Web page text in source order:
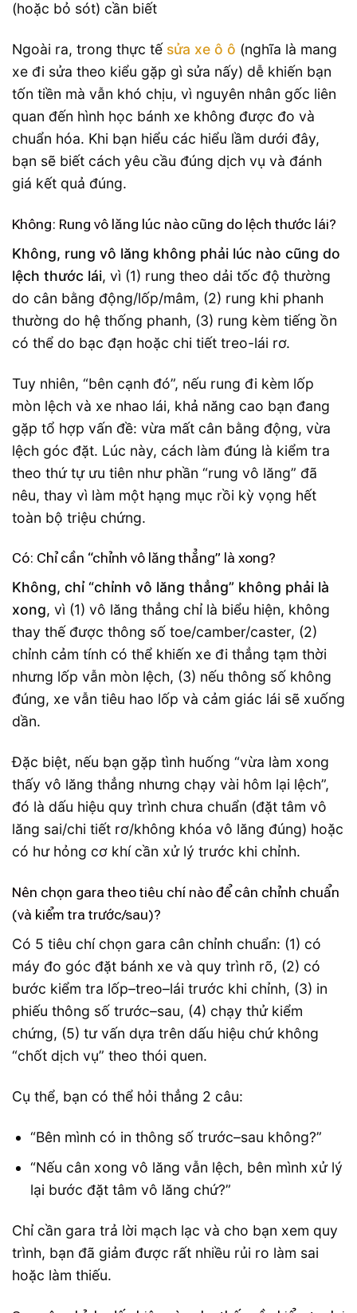
Ngoài ra, trong thực tế sửa xe ô ô (nghĩa là mang
xe đi sửa theo kiểu gặp gì sửa nấy) dễ khiến bạn
tốn tiền mà vẫn khó chịu, vì nguyên nhân gốc liên
quan đến hình học bánh xe không được đo và
chuẩn hóa. Khi bạn hiểu các hiểu lầm dưới đây,
bạn sẽ biết cách yêu cầu đúng dịch vụ và đánh
giá kết quả đúng.
Không: Rung vô lăng lúc nào cũng do lệch thước lái?
Không, rung vô lăng không phải lúc nào cũng do
lệch thước lái, vì (1) rung theo dải tốc độ thường
do cân bằng động/lốp/mâm, (2) rung khi phanh
thường do hệ thống phanh, (3) rung kèm tiếng ồn
có thể do bạc đạn hoặc chi tiết treo-lái rơ.
Tuy nhiên, “bên cạnh đó”, nếu rung đi kèm lốp
mòn lệch và xe nhao lái, khả năng cao bạn đang
gặp tổ hợp vấn đề: vừa mất cân bằng động, vừa
lệch góc đặt. Lúc này, cách làm đúng là kiểm tra
theo thứ tự ưu tiên như phần “rung vô lăng” đã
nêu, thay vì làm một hạng mục rồi kỳ vọng hết
toàn bộ triệu chứng.
Có: Chỉ cần “chỉnh vô lăng thẳng” là xong?
Không, chỉ “chỉnh vô lăng thẳng” không phải là
xong, vì (1) vô lăng thẳng chỉ là biểu hiện, không
thay thế được thông số toe/camber/caster, (2)
chỉnh cảm tính có thể khiến xe đi thẳng tạm thời
nhưng lốp vẫn mòn lệch, (3) nếu thông số không
đúng, xe vẫn tiêu hao lốp và cảm giác lái sẽ xuống
dần.
Đặc biệt, nếu bạn gặp tình huống “vừa làm xong
thấy vô lăng thẳng nhưng chạy vài hôm lại lệch”,
đó là dấu hiệu quy trình chưa chuẩn (đặt tâm vô
lăng sai/chi tiết rơ/không khóa vô lăng đúng) hoặc
có hư hỏng cơ khí cần xử lý trước khi chỉnh.
Nên chọn gara theo tiêu chí nào để cân chỉnh chuẩn
(và kiểm tra trước/sau)?
Có 5 tiêu chí chọn gara cân chỉnh chuẩn: (1) có
máy đo góc đặt bánh xe và quy trình rõ, (2) có
bước kiểm tra lốp–treo–lái trước khi chỉnh, (3) in
phiếu thông số trước–sau, (4) chạy thử kiểm
chứng, (5) tư vấn dựa trên dấu hiệu chứ không
“chốt dịch vụ” theo thói quen.
Cụ thể, bạn có thể hỏi thẳng 2 câu:
“Bên mình có in thông số trước–sau không?”
“Nếu cân xong vô lăng vẫn lệch, bên mình xử lý
lại bước đặt tâm vô lăng chứ?”
Chỉ cần gara trả lời mạch lạc và cho bạn xem quy
trình, bạn đã giảm được rất nhiều rủi ro làm sai
hoặc làm thiếu.